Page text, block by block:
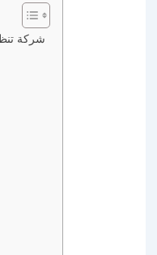
شركة